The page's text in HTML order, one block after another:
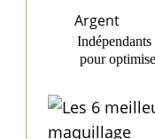
Argent
pour